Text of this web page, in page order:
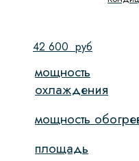
42 600 руб
мощность
охлаждения
мощность
площадь